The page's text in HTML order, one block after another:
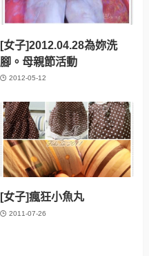
[女子]2012.04.28為妳洗
腳。母親節活動
2012-05-12
[女子]瘋狂小魚丸
2011-07-26